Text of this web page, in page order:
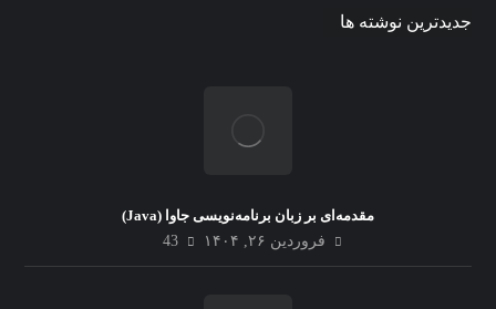
جدیدترین نوشته ها
مقدمه‌ای بر زبان برنامه‌نویسی جاوا (Java)
فروردین ۲۶, ۱۴۰۴
43